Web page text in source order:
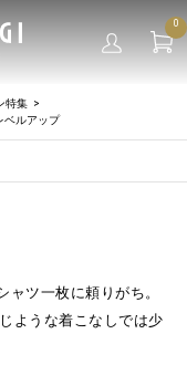
0
特集
ベルアップ
ツ一枚に頼りがち。
ような着こなしでは少